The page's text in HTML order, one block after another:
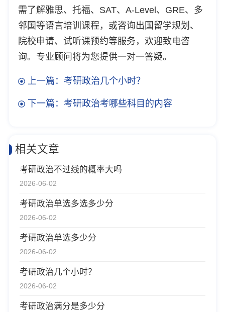
需了解雅思、托福、SAT、A-Level、GRE、多
邻国等语言培训课程，或咨询出国留学规划、
院校申请、试听课预约等服务，欢迎致电咨
询。专业顾问将为您提供一对一答疑。
上一篇：考研政治几个小时？
下一篇：考研政治考哪些科目的内容
相关文章
考研政治不过线的概率大吗
2026-06-02
考研政治单选多选多少分
2026-06-02
考研政治单选多少分
2026-06-02
考研政治几个小时？
2026-06-02
考研政治满分是多少分